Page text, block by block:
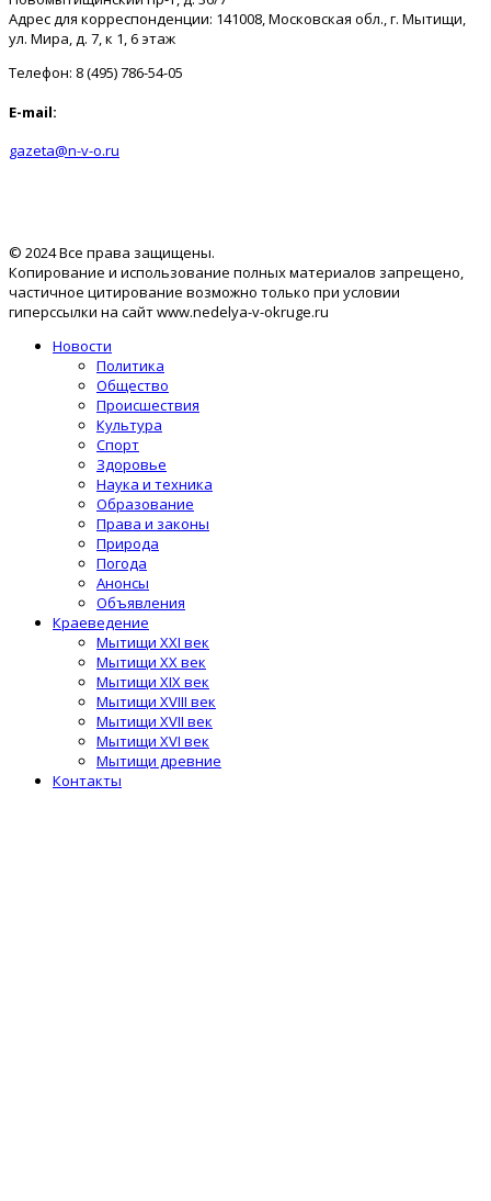
Адрес для корреспонденции: 141008, Московская обл., г. Мытищи,
ул. Мира, д. 7, к 1, 6 этаж
Телефон: 8 (495) 786-54-05
E-mail:
gazeta@n-v-o.ru
© 2024 Все права защищены.
Копирование и использование полных материалов запрещено,
частичное цитирование возможно только при условии
гиперссылки на сайт www.nedelya-v-okruge.ru
Новости
Политика
Общество
Происшествия
Культура
Спорт
Здоровье
Наука и техника
Образование
Права и законы
Природа
Погода
Анонсы
Объявления
Краеведение
Мытищи XXI век
Мытищи XX век
Мытищи XIX век
Мытищи XVIII век
Мытищи XVII век
Мытищи XVI век
Мытищи древние
Контакты